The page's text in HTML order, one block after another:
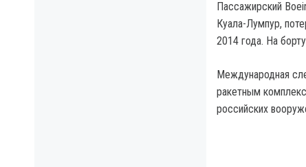
Пассажирский
Куала-Лумпур,
2014 года. На
Международная
ракетным
российских